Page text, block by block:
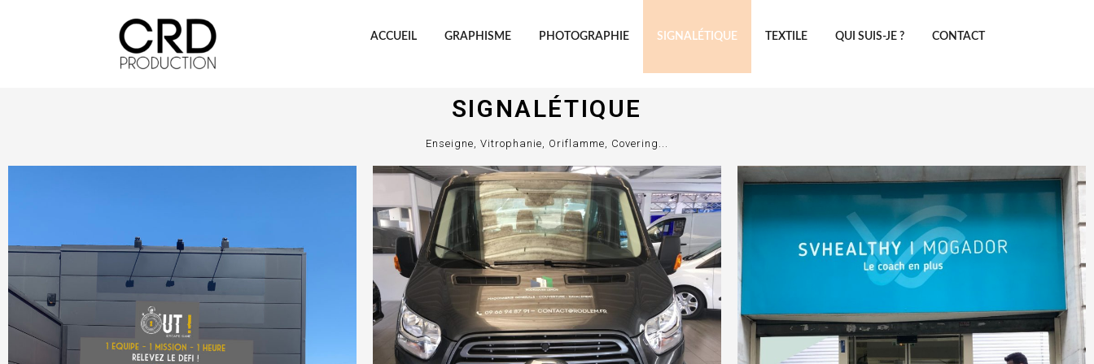
ACCUEIL GRAPHISME PHOTOGRAPHIE SIGNALÉTIQUE TEXTILE QUI SUIS-JE ? CONTACT
SIGNALÉTIQUE
Enseigne, Vitrophanie, Oriflamme, Covering...